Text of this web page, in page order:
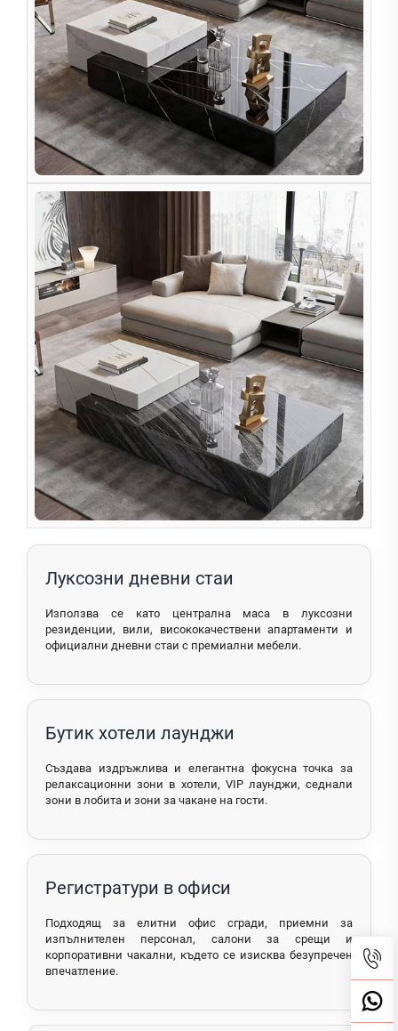
Луксозни дневни стаи
Използва се като централна маса в луксозни
резиденции, вили, висококачествени апартаменти и
официални дневни стаи с премиални мебели.
Бутик хотели лаунджи
Създава издръжлива и елегантна фокусна точка за
релаксационни зони в хотели, VIP лаунджи, седнали
зони в лобита и зони за чакане на гости.
Регистратури в офиси
Подходящ за елитни офис сгради, приемни за
изпълнителен персонал, салони за срещи и
корпоративни чакални, където се изисква безупречен
впечатление.